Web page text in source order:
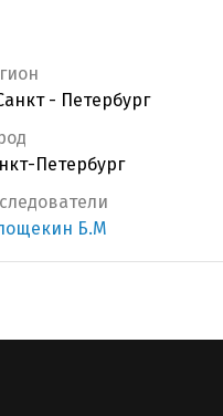
- Петербург
Петербург
Б.М